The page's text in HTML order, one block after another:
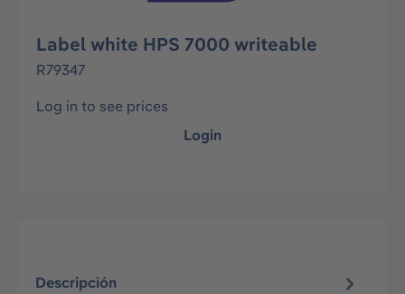
Label white HPS 7000 writeable
R79347
Log in to see prices
Login
Descripción